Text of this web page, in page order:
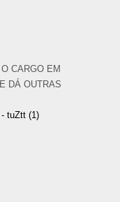
CARGO EM
DÁ OUTRAS
- tuZtt (1)